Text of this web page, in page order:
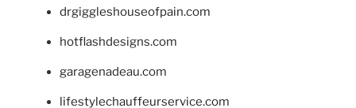
drgiggleshouseofpain.com
hotflashdesigns.com
garagenadeau.com
lifestylechauffeurservice.com